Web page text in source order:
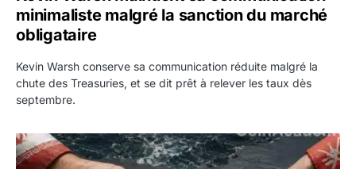
minimaliste malgré la sanction du marché
obligataire
Kevin Warsh conserve sa communication réduite malgré la
chute des Treasuries, et se dit prêt à relever les taux dès
septembre.
Ormuz : l’Iran annonce un accord avec Oman sur une